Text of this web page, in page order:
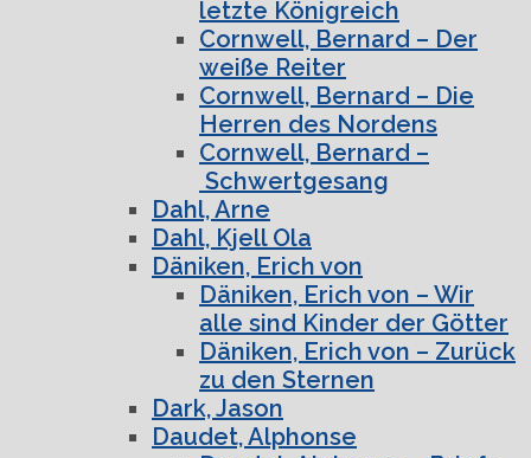
letzte Königreich
Cornwell, Bernard – Der
weiße Reiter
Cornwell, Bernard – Die
Herren des Nordens
Cornwell, Bernard –
Schwertgesang
Dahl, Arne
Dahl, Kjell Ola
Däniken, Erich von
Däniken, Erich von – Wir
alle sind Kinder der Götter
Däniken, Erich von – Zurück
zu den Sternen
Dark, Jason
Daudet, Alphonse